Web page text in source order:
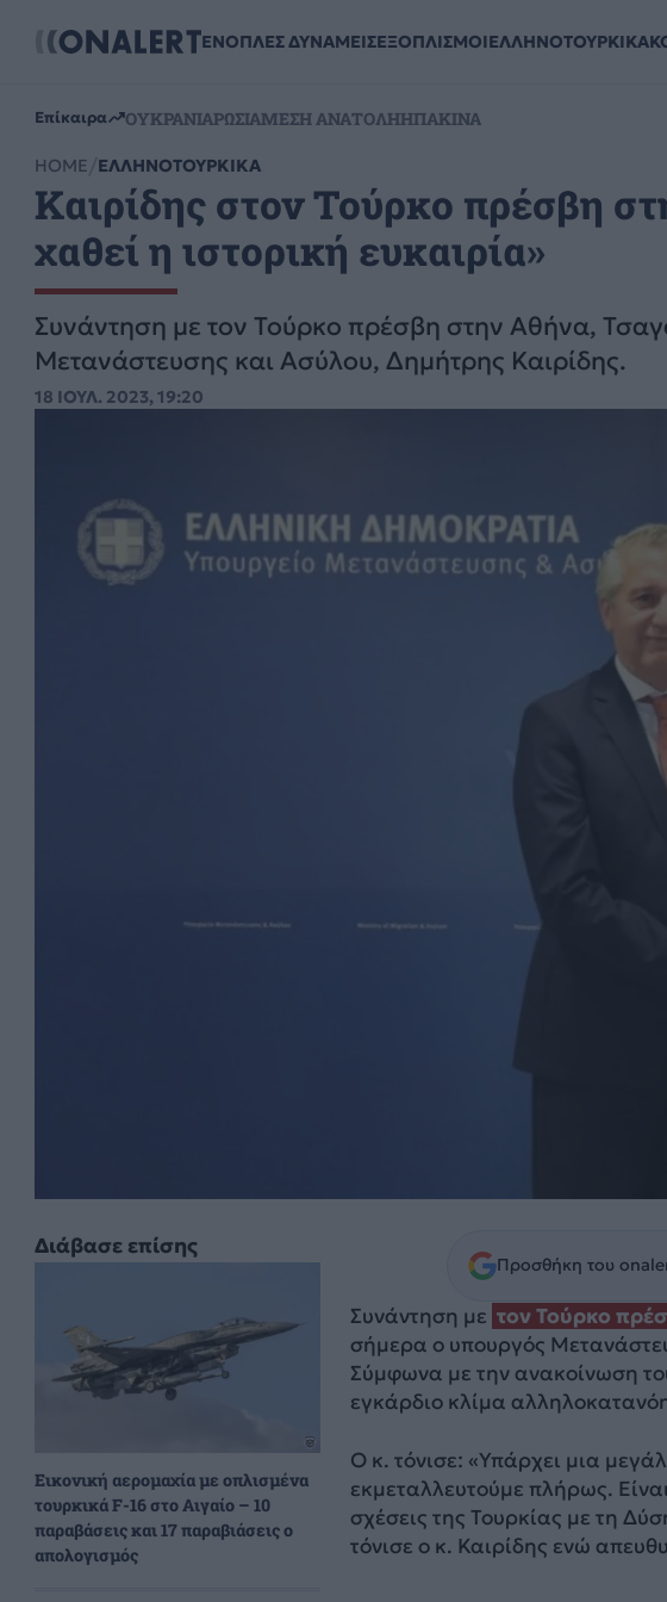
ΕΝΟΠΛΕΣ ΔΥΝΑΜΕΙΣΕΞΟΠΛΙΣΜΟΙΕΛΛΗΝΟΤΟΥΡΚΙΚΑ
Επίκαιρα ΟΥΚΡΑΝΙΑΡΩΣΙΑΜΕΣΗ ΑΝΑΤΟΛΗΗΠΑΚΙΝΑ
HOME ΕΛΛΗΝΟΤΟΥΡΚΙΚΑ
Καιρίδης στον Τούρκο πρέσβη
χαθεί η ιστορική ευκαιρία»
Συνάντηση με τον Τούρκο πρέσβη στην Αθήνα,
Μετανάστευσης και Ασύλου, Δημήτρης Καιρίδης.
18 ΙΟΥΛ. 2023, 19:20
Διάβασε επίσης
Εικονική αερομαχία με οπλισμένα
τουρκικά F-16 στο Αιγαίο – 10
παραβάσεις και 17 παραβιάσεις ο
απολογισμός
Προσθήκη του
Συνάντηση με τον Τούρκο
σήμερα ο υπουργός
Σύμφωνα με την ανακοίνωση
εγκάρδιο κλίμα
Ο κ. τόνισε: «Υπάρχει μια
εκμεταλλευτούμε πλήρως.
σχέσεις της Τουρκίας με τη
τόνισε ο κ. Καιρίδης ενώ